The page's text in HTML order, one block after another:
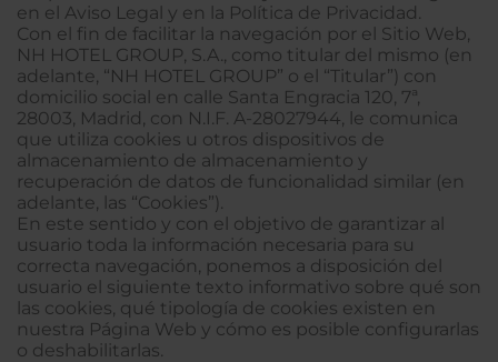
en el Aviso Legal y en la Política de Privacidad.
Con el fin de facilitar la navegación por el Sitio Web,
NH HOTEL GROUP, S.A., como titular del mismo (en
adelante, “NH HOTEL GROUP” o el “Titular”) con
domicilio social en calle Santa Engracia 120, 7ª,
28003, Madrid, con N.I.F. A-28027944, le comunica
que utiliza cookies u otros dispositivos de
almacenamiento de almacenamiento y
recuperación de datos de funcionalidad similar (en
adelante, las “Cookies”).
En este sentido y con el objetivo de garantizar al
usuario toda la información necesaria para su
correcta navegación, ponemos a disposición del
usuario el siguiente texto informativo sobre qué son
las cookies, qué tipología de cookies existen en
nuestra Página Web y cómo es posible configurarlas
o deshabilitarlas.